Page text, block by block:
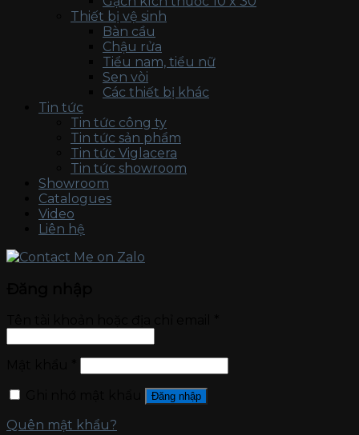
Thiết bị vệ sinh
Bàn cầu
Chậu rửa
Tiểu nam, tiểu nữ
Sen vòi
Các thiết bị khác
Tin tức
Tin tức công ty
Tin tức sản phẩm
Tin tức Viglacera
Tin tức showroom
Showroom
Catalogues
Video
Liên hệ
Đăng nhập
Quên mật khẩu?